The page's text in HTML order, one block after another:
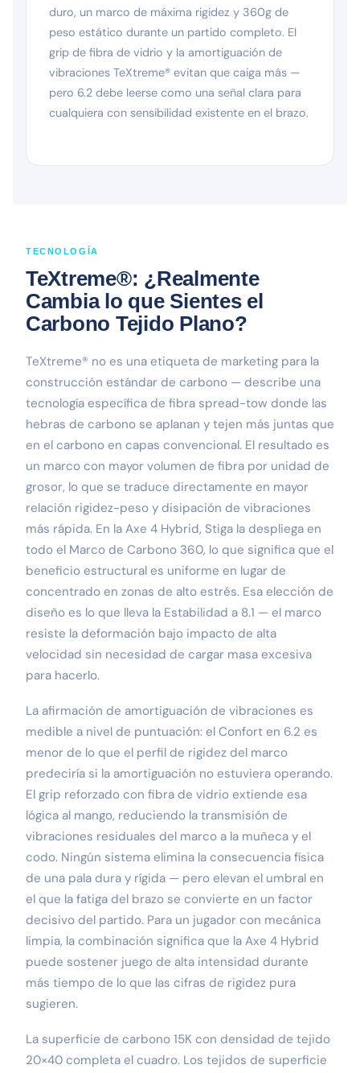
duro, un marco de máxima rigidez y 360g de
peso estático durante un partido completo. El
grip de fibra de vidrio y la amortiguación de
vibraciones TeXtreme® evitan que caiga más —
pero 6.2 debe leerse como una señal clara para
cualquiera con sensibilidad existente en el brazo.
TECNOLOGÍA
TeXtreme®: ¿Realmente
Cambia lo que Sientes el
Carbono Tejido Plano?
TeXtreme® no es una etiqueta de marketing para la
construcción estándar de carbono — describe una
tecnología específica de fibra spread-tow donde las
hebras de carbono se aplanan y tejen más juntas que
en el carbono en capas convencional. El resultado es
un marco con mayor volumen de fibra por unidad de
grosor, lo que se traduce directamente en mayor
relación rigidez-peso y disipación de vibraciones
más rápida. En la Axe 4 Hybrid, Stiga la despliega en
todo el Marco de Carbono 360, lo que significa que el
beneficio estructural es uniforme en lugar de
concentrado en zonas de alto estrés. Esa elección de
diseño es lo que lleva la Estabilidad a 8.1 — el marco
resiste la deformación bajo impacto de alta
velocidad sin necesidad de cargar masa excesiva
para hacerlo.
La afirmación de amortiguación de vibraciones es
medible a nivel de puntuación: el Confort en 6.2 es
menor de lo que el perfil de rigidez del marco
predeciría si la amortiguación no estuviera operando.
El grip reforzado con fibra de vidrio extiende esa
lógica al mango, reduciendo la transmisión de
vibraciones residuales del marco a la muñeca y el
codo. Ningún sistema elimina la consecuencia física
de una pala dura y rígida — pero elevan el umbral en
el que la fatiga del brazo se convierte en un factor
decisivo del partido. Para un jugador con mecánica
limpia, la combinación significa que la Axe 4 Hybrid
puede sostener juego de alta intensidad durante
más tiempo de lo que las cifras de rigidez pura
sugieren.
La superficie de carbono 15K con densidad de tejido
20×40 completa el cuadro. Los tejidos de superficie